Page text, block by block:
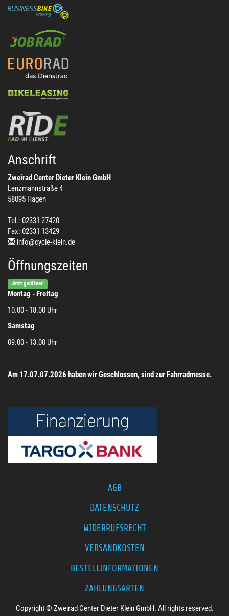
Anschrift
Zweirad Center Dieter Klein GmbH
Lenzmannstraße 4
58095 Hagen
Tel.: 02331 27420
Fax: 02331 13429
info@cycle-klein.de
Öffnungszeiten
Jetzt geöffnet!
Montag - Freitag
10.00 - 18.00 Uhr
Samstag
09.00 - 13.00 Uhr
Am 17.07.07.2026 haben wir Geschlossen, sind zur Fahrradmesse.
AGB
DATENSCHUTZ
WIDERRUFSRECHT
VERSANDKOSTEN
BESTELLINFORMATIONEN
ZAHLUNGSARTEN
Copyright © Zweirad Center Dieter Klein GmbH. All rights reserved.